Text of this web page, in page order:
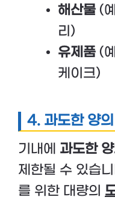
해산물 (
리)
유제품 (
케이크)
4. 과도한 양
기내에 과도한
제한될 수 있습
를 위한 대량의